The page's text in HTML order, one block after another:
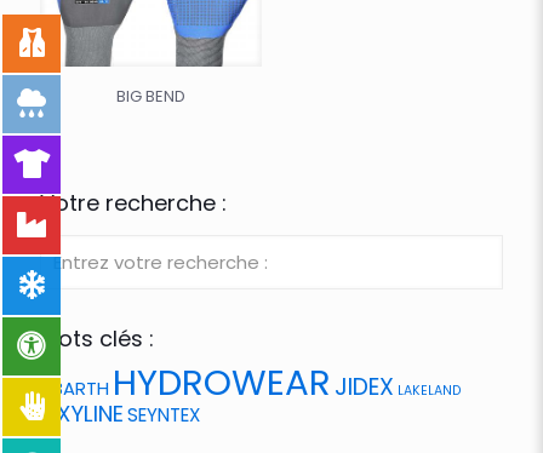
BIG BEND
Votre recherche :
Mots clés :
ABARTH HYDROWEAR JIDEX LAKELAND
OXYLINESEYNTEX